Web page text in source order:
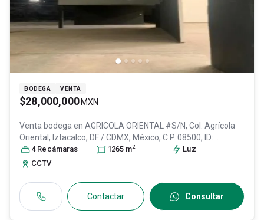
BODEGA VENTA
$28,000,000 MXN
Venta bodega en AGRICOLA ORIENTAL #S/N, Col. Agrícola
Oriental, Iztacalco, DF / CDMX, México, C.P. 08500, ID:
31032472
4 Recámaras 1265 m2
Luz
CCTV
Contactar Consultar